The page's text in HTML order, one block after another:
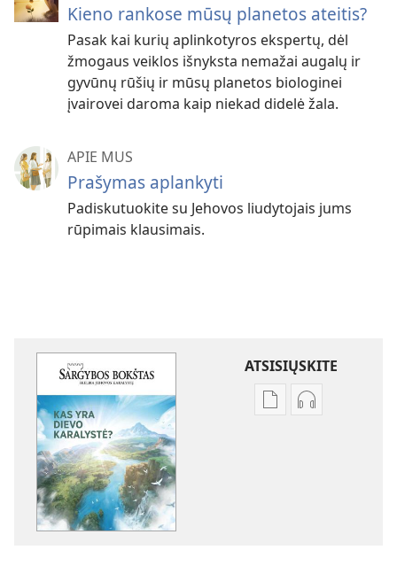
Kieno rankose mūsų planetos ateitis?
Pasak kai kurių aplinkotyros ekspertų, dėl
žmogaus veiklos išnyksta nemažai augalų ir
gyvūnų rūšių ir mūsų planetos biologinei
įvairovei daroma kaip niekad didelė žala.
APIE MUS
Prašymas aplankyti
Padiskutuokite su Jehovos liudytojais jums
rūpimais klausimais.
ATSISIŲSKITE
Skaitmeninių
Garso